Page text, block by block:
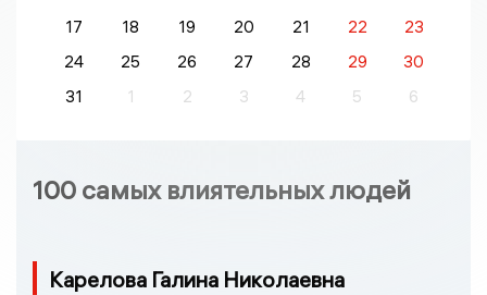
17
18 19 20 21 22
23
24
25 26 27 28 29
30
31
1 2 3 4 5 6
100 самых влиятельных людей
Карелова Галина Николаевна